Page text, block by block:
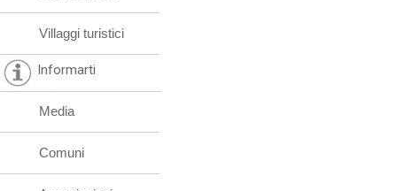
Villaggi turistici
Informarti
Media
Comuni